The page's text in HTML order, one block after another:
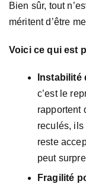
Bien sûr, tout
méritent d’être
Voici ce qui est
c’est le
rapportent
reculés, ils
reste
peut
Fragilité